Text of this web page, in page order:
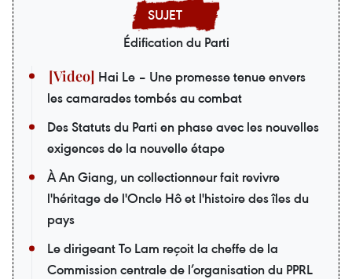
Édification du Parti
Hai Le – Une promesse tenue envers
les camarades tombés au combat
Des Statuts du Parti en phase avec les nouvelles
exigences de la nouvelle étape
À An Giang, un collectionneur fait revivre
l'héritage de l'Oncle Hô et l'histoire des îles du
pays
Le dirigeant To Lam reçoit la cheffe de la
Commission centrale de l’organisation du PPRL